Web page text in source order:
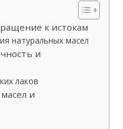
к истокам
натуральных масел
и
лаков
и